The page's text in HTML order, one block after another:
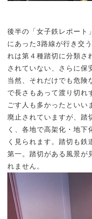
後半の「女子鉄レポート
にあった3路線が行き交
れは第４種踏切に分類さ
されていない、さらに保
当然、それだけでも危険
で長さもあって渡り切れ
ごす人も多かったといい
廃止されていますが、踏
く、各地で高架化・地下
く見られます。踏切も鉄
第一。踏切がある風景が
れません。